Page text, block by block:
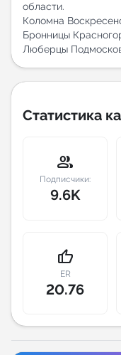
Аналитика
New
Аналитика
области.
Коломна
Бронницы
Люберцы
Статистика
group
Подписчики:
9.6K
thumb_up
ER
20.76